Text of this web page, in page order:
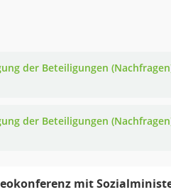
der Beteiligungen
der Beteiligungen
mit